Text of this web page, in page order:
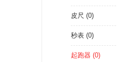
皮尺 (0)
秒表 (0)
起跑器 (0)